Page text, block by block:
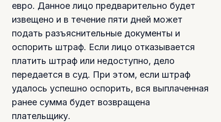
евро. Данное лицо предварительно будет
извещено и в течение пяти дней может
подать разъяснительные документы и
оспорить штраф. Если лицо отказывается
платить штраф или недоступно, дело
передается в суд. При этом, если штраф
удалось успешно оспорить, вся выплаченная
ранее сумма будет возвращена
плательщику.